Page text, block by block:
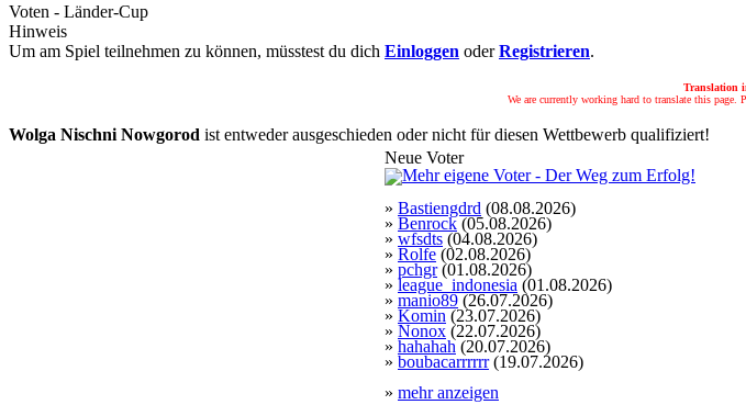
Voten - Länder-Cup
Hinweis
Um am Spiel teilnehmen zu können, müsstest du dich Einloggen oderRegistrieren.
Translation
We are currently working hard to translate this page.
Wolga Nischni Nowgorod ist entweder ausgeschieden oder nicht für diesen Wettbewerb qualifiziert!
Neue Voter
» Bastiengdrd (08.08.2026)
» Benrock (05.08.2026)
» wfsdts (04.08.2026)
» Rolfe (02.08.2026)
» pchgr(01.08.2026)
» league_indonesia (01.08.2026)
» manio89 (26.07.2026)
» Komin (23.07.2026)
» Nonox (22.07.2026)
» hahahah (20.07.2026)
» boubacarrrrrr(19.07.2026)
» mehr anzeigen